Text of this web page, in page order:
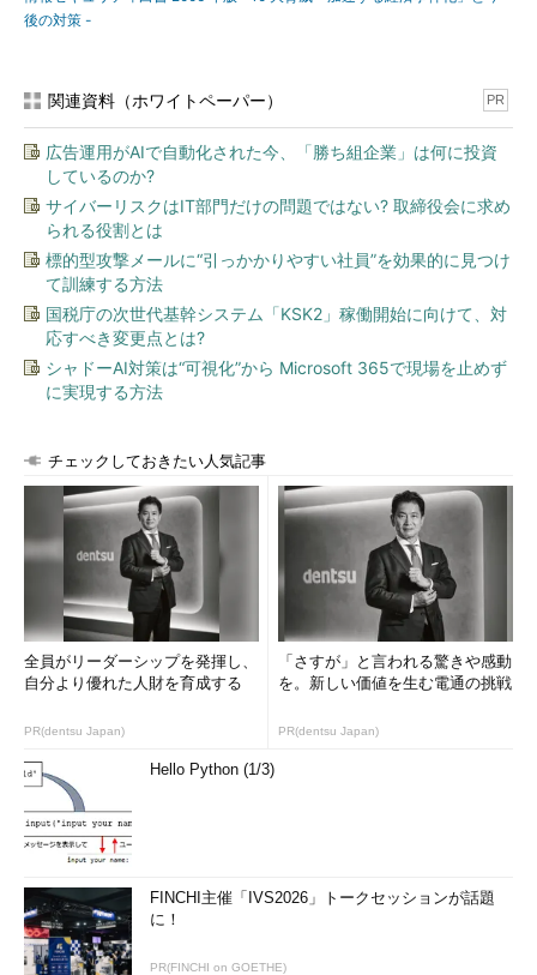
後の対策 -
関連資料（ホワイトペーパー） PR
広告運用がAIで自動化された今、「勝ち組企業」は何に投資
しているのか?
サイバーリスクはIT部門だけの問題ではない? 取締役会に求め
られる役割とは
標的型攻撃メールに“引っかかりやすい社員”を効果的に見つけ
て訓練する方法
国税庁の次世代基幹システム「KSK2」稼働開始に向けて、対
応すべき変更点とは?
シャドーAI対策は“可視化”から Microsoft 365で現場を止めず
に実現する方法
チェックしておきたい人気記事
全員がリーダーシップを発揮し、
自分より優れた人財を育成する
PR(dentsu Japan)
「さすが」と言われる驚きや感動
を。新しい価値を生む電通の挑戦
PR(dentsu Japan)
Hello Python (1/3)
FINCHI主催「IVS2026」トークセッションが話題
に！
PR(FINCHI on GOETHE)